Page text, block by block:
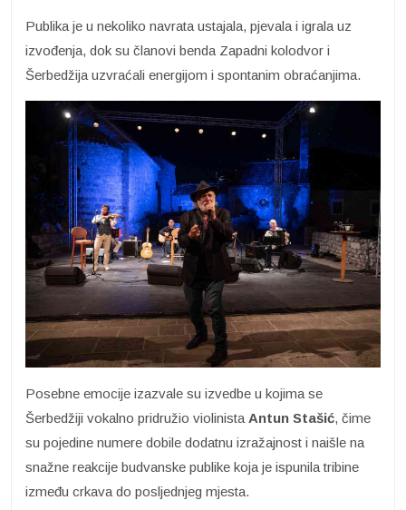
Publika je u nekoliko navrata ustajala, pjevala i igrala uz
izvođenja, dok su članovi benda Zapadni kolodvor i
Šerbedžija uzvraćali energijom i spontanim obraćanjima.
Posebne emocije izazvale su izvedbe u kojima se
Šerbedžiji vokalno pridružio violinistaAntun Stašić, čime
su pojedine numere dobile dodatnu izražajnost i naišle na
snažne reakcije budvanske publike koja je ispunila tribine
između crkava do posljednjeg mjesta.